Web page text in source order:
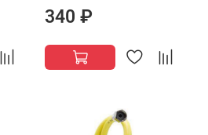
340 ₽